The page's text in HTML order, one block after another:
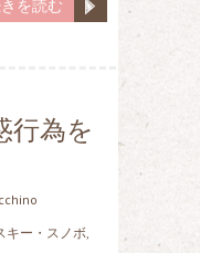
を読む
行為を
キー・スノボ